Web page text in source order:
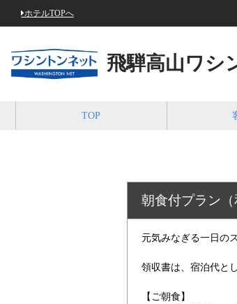
ホテルTOPへ
飛騨高山ワシ
TOP
朝食付プラン（
元気みなぎる一日の
領収書は、宿泊代と
【ご朝食】